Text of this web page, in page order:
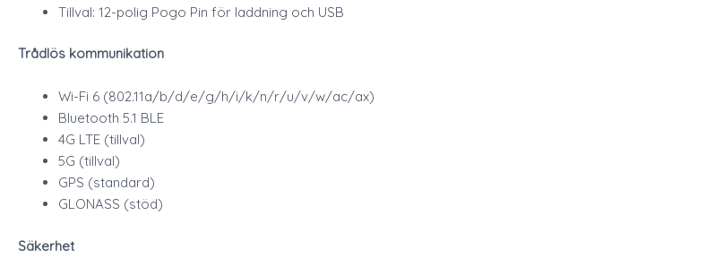
Tillval: 12-polig Pogo Pin för laddning och USB
Trådlös kommunikation
Wi-Fi 6 (802.11a/b/d/e/g/h/i/k/n/r/u/v/w/ac/ax)
Bluetooth 5.1 BLE
4G LTE (tillval)
5G (tillval)
GPS (standard)
GLONASS (stöd)
Säkerhet